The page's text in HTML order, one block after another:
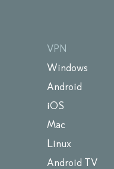
VPN
Windows
Android
iOS
Mac
Linux
Android TV